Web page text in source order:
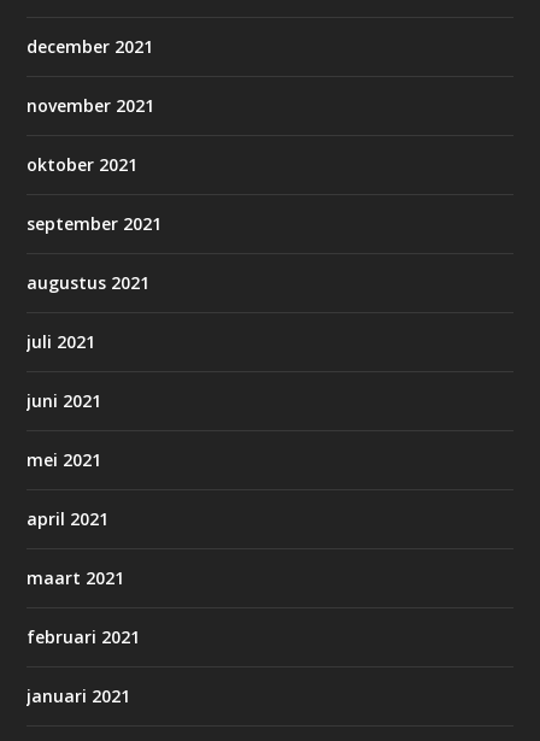
december 2021
november 2021
oktober 2021
september 2021
augustus 2021
juli 2021
juni 2021
mei 2021
april 2021
maart 2021
februari 2021
januari 2021